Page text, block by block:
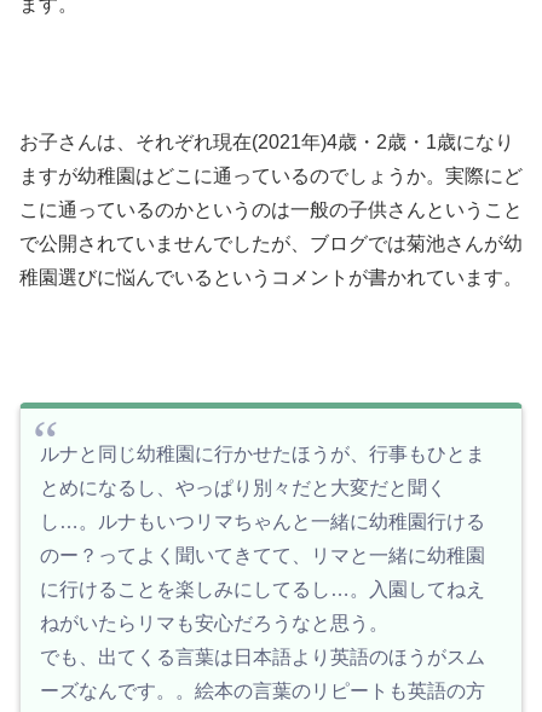
ます。
お子さんは、それぞれ現在(2021年)4歳・2歳・1歳になり
ますが幼稚園はどこに通っているのでしょうか。実際にど
こに通っているのかというのは一般の子供さんということ
で公開されていませんでしたが、ブログでは菊池さんが幼
稚園選びに悩んでいるというコメントが書かれています。
ルナと同じ幼稚園に行かせたほうが、行事もひとま
とめになるし、やっぱり別々だと大変だと聞く
し…。ルナもいつリマちゃんと一緒に幼稚園行ける
のー？ってよく聞いてきてて、リマと一緒に幼稚園
に行けることを楽しみにしてるし…。入園してねえ
ねがいたらリマも安心だろうなと思う。
でも、出てくる言葉は日本語より英語のほうがスム
ーズなんです。。絵本の言葉のリピートも英語の方